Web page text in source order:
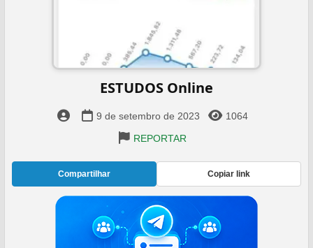
ESTUDOS Online
9 de setembro de 2023
1064
REPORTAR
Compartilhar Copiar link